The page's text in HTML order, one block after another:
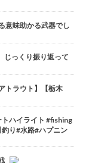
意味助かる武器でし
じっくり振り返って
トラウト】【栃木
トハイライト #fishing
り#水路#ハプニン